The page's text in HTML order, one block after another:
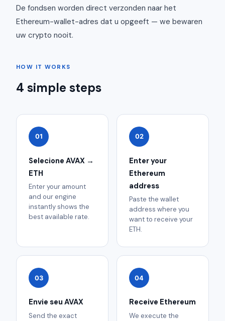
De fondsen worden direct verzonden naar het
Ethereum-wallet-adres dat u opgeeft — we bewaren
uw crypto nooit.
HOW IT WORKS
4 simple steps
01
Selecione AVAX →
ETH
Enter your amount
and our engine
instantly shows the
best available rate.
02
Enter your
Ethereum
address
Paste the wallet
address where you
want to receive your
ETH.
03
Envie seu AVAX
Send the exact
04
Receive Ethereum
We execute the